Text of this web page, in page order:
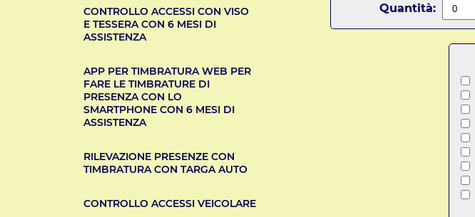
CONTROLLO ACCESSI CON VISO
E TESSERA CON 6 MESI DI
ASSISTENZA
APP PER TIMBRATURA WEB PER
FARE LE TIMBRATURE DI
PRESENZA CON LO
SMARTPHONE CON 6 MESI DI
ASSISTENZA
RILEVAZIONE PRESENZE CON
TIMBRATURA CON TARGA AUTO
CONTROLLO ACCESSI VEICOLARE
Quantità: